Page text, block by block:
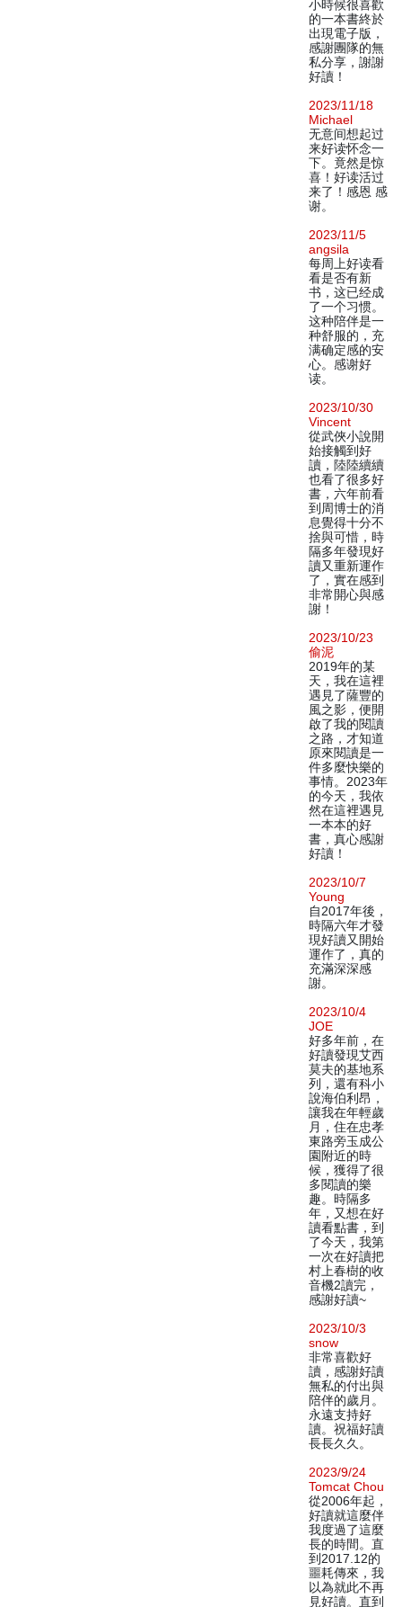
小時候很喜歡
的一本書終於
出現電子版，
感謝團隊的無
私分享，謝謝
好讀！
2023/11/18
Michael
无意间想起过
来好读怀念一
下。竟然是惊
喜！好读活过
来了！感恩 感
谢。
2023/11/5
angsila
每周上好读看
看是否有新
书，这已经成
了一个习惯。
这种陪伴是一
种舒服的，充
满确定感的安
心。感谢好
读。
2023/10/30
Vincent
從武俠小說開
始接觸到好
讀，陸陸續續
也看了很多好
書，六年前看
到周博士的消
息覺得十分不
捨與可惜，時
隔多年發現好
讀又重新運作
了，實在感到
非常開心與感
謝！
2023/10/23
偷泥
2019年的某
天，我在這裡
遇見了薩豐的
風之影，便開
啟了我的閱讀
之路，才知道
原來閱讀是一
件多麼快樂的
事情。2023年
的今天，我依
然在這裡遇見
一本本的好
書，真心感謝
好讀！
2023/10/7
Young
自2017年後，
時隔六年才發
現好讀又開始
運作了，真的
充滿深深感
謝。
2023/10/4
JOE
好多年前，在
好讀發現艾西
莫夫的基地系
列，還有科小
說海伯利昂，
讓我在年輕歲
月，住在忠孝
東路旁玉成公
園附近的時
候，獲得了很
多閱讀的樂
趣。時隔多
年，又想在好
讀看點書，到
了今天，我第
一次在好讀把
村上春樹的收
音機2讀完，
感謝好讀~
2023/10/3
snow
非常喜歡好
讀，感謝好讀
無私的付出與
陪伴的歲月。
永遠支持好
讀。祝福好讀
長長久久。
2023/9/24
Tomcat Chou
從2006年起，
好讀就這麼伴
我度過了這麼
長的時間。直
到2017.12的
噩耗傳來，我
以為就此不再
見好讀。直到